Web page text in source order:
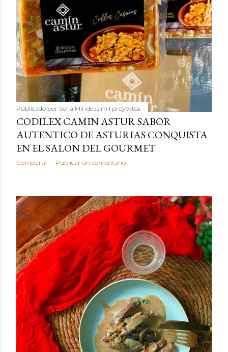
Publicado por Sofía Mil ideas mil proyectos
CODILEX CAMIN ASTUR SABOR
AUTENTICO DE ASTURIAS CONQUISTA
EN EL SALON DEL GOURMET
Compartir Publicar un comentario